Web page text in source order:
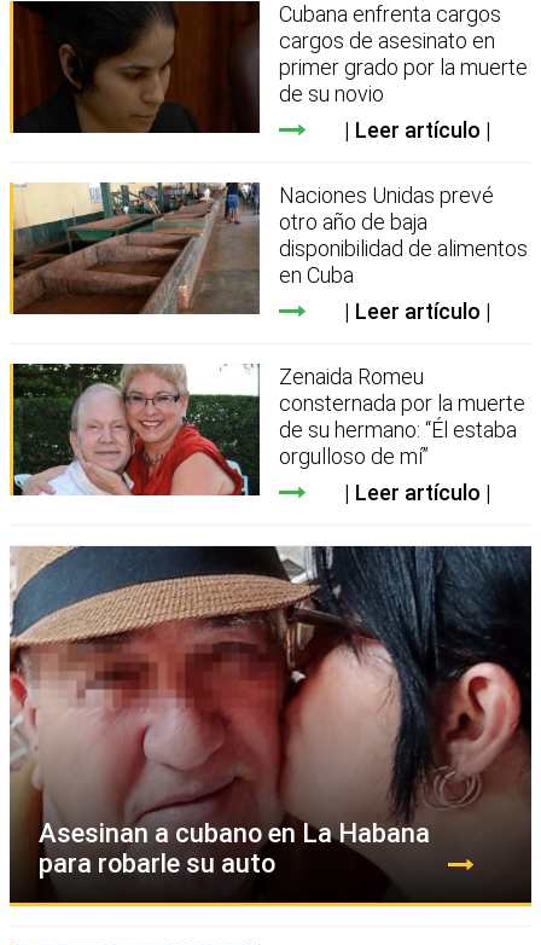
Cubana enfrenta cargos
cargos de asesinato en
primer grado por la muerte
de su novio
Leer artículo
Naciones Unidas prevé
otro año de baja
disponibilidad de alimentos
en Cuba
Leer artículo
Zenaida Romeu
consternada por la muerte
de su hermano: “Él estaba
orgulloso de mí”
Leer artículo
Asesinan a cubano en La Habana
para robarle su auto